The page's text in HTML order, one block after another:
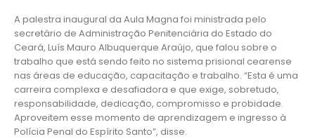
A palestra inaugural da Aula Magna foi ministrada pelo
secretário de Administração Penitenciária do Estado do
Ceará, Luís Mauro Albuquerque Araújo, que falou sobre o
trabalho que está sendo feito no sistema prisional cearense
nas áreas de educação, capacitação e trabalho. “Esta é uma
carreira complexa e desafiadora e que exige, sobretudo,
responsabilidade, dedicação, compromisso e probidade.
Aproveitem esse momento de aprendizagem e ingresso à
Polícia Penal do Espírito Santo”, disse.